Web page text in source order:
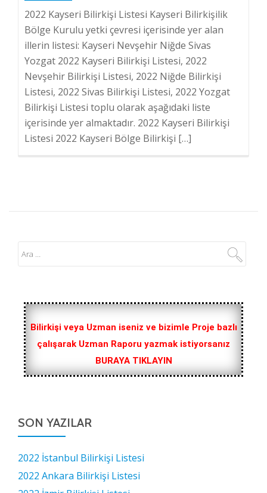
2022 Kayseri Bilirkişi Listesi Kayseri Bilirkişilik
Bölge Kurulu yetki çevresi içerisinde yer alan
illerin listesi: Kayseri Nevşehir Niğde Sivas
Yozgat 2022 Kayseri Bilirkişi Listesi, 2022
Nevşehir Bilirkişi Listesi, 2022 Niğde Bilirkişi
Listesi, 2022 Sivas Bilirkişi Listesi, 2022 Yozgat
Bilirkişi Listesi toplu olarak aşağıdaki liste
içerisinde yer almaktadır. 2022 Kayseri Bilirkişi
Listesi 2022 Kayseri Bölge Bilirkişi […]
Bilirkişi veya Uzman iseniz ve bizimle Proje bazlı
çalışarak Uzman Raporu yazmak istiyorsanız
BURAYA TIKLAYIN
SON YAZILAR
2022 İstanbul Bilirkişi Listesi
2022 Ankara Bilirkişi Listesi